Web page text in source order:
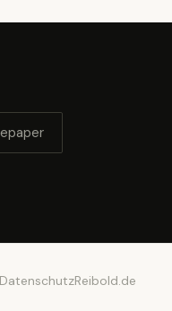
DatenschutzReibold.de